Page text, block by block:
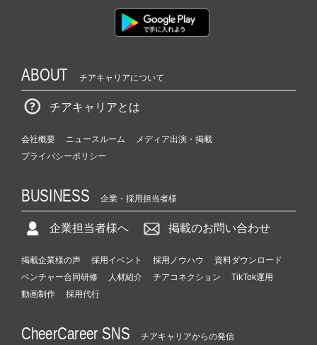
ABOUT チアキャリアについて
チアキャリアとは
会社概要 ニュースルーム
メディア出演・掲載
プライバシーポリシー
BUSINESS 企業・採用担当者様
企業担当者様へ 掲載のお問い合わせ
掲載企業様の声 採用イベント 採用ノウハウ
資料ダウンロード
ベンチャー合同研修
人材紹介 チアコネクション
TikTok運用
動画制作
採用代行
CheerCareer SNS チアキャリアからの発信